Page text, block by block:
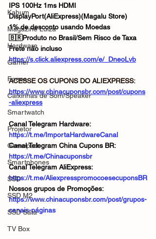
Kabum
Magazine Luiza
Hardware
Gamer
Fones
Caixinhas de Som/Speaker
Smartwatch
Projetor
Gamepad
Smartphones
SSD
SSD M2
SSD Sata
TV Box
IPS 100Hz 1ms HDMI
DisplayPort(AliExpress)(Magalu Store)
1% de desconto usando Moedas
🇧🇷Produto no Brasil/Sem Risco de Taxa
Frete não incluso
https://s.click.aliexpress.com/e/_DneoLvb
ACESSE OS CUPONS DO ALIEXPRESS:
https://www.chinacuponsbr.com/post/cupons
-aliexpress
Canal Telegram Hardware:
https://t.me/ImportaHardwareCanal
Canal Telegram China Cupons BR:
https://t.me/Chinacuponsbr
Canal Telegram AliExpress:
https://t.me/AliexpresspromocoesecuponsBR
Nossos grupos de Promoções:
https://www.chinacuponsbr.com/post/grupos-
canais-páginas